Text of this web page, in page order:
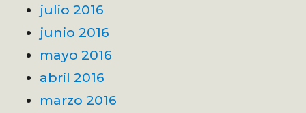
julio 2016
junio 2016
mayo 2016
abril 2016
marzo 2016